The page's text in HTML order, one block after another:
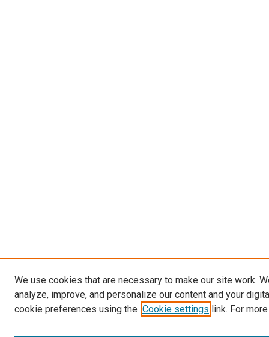
We use cookies that are necessary to make our site work.
analyze, improve, and personalize our content and your
cookie preferences using the Cookie settings link. For